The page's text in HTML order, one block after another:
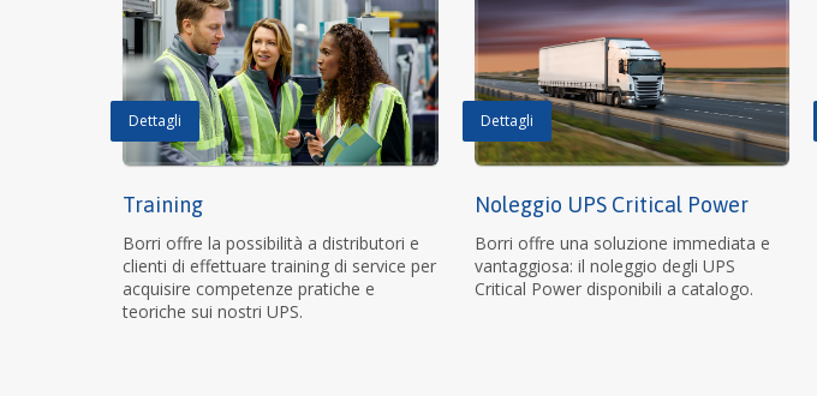
Dettagli
Training
Borri offre la possibilità a distributori e
clienti di effettuare training di service per
acquisire competenze pratiche e
teoriche sui nostri UPS.
Dettagli
Noleggio UPS Critical Power
Borri offre una soluzione immediata e
vantaggiosa: il noleggio degli UPS
Critical Power disponibili a catalogo.